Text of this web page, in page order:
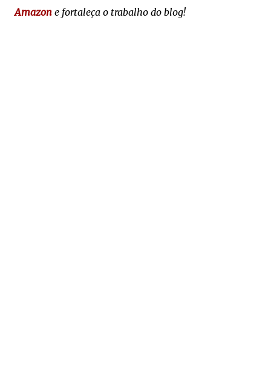
Amazon e fortaleça o trabalho do blog!